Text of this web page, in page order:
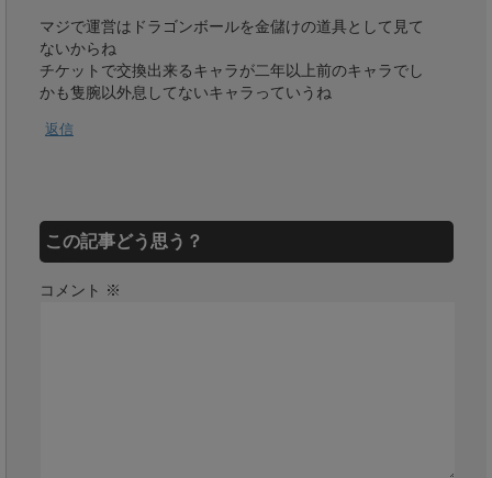
マジで運営はドラゴンボールを金儲けの道具として見て
ないからね
チケットで交換出来るキャラが二年以上前のキャラでし
かも隻腕以外息してないキャラっていうね
返信
この記事どう思う？
コメント ※